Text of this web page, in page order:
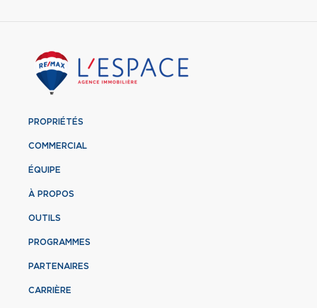
PROPRIÉTÉS
COMMERCIAL
ÉQUIPE
À PROPOS
OUTILS
PROGRAMMES
PARTENAIRES
CARRIÈRE